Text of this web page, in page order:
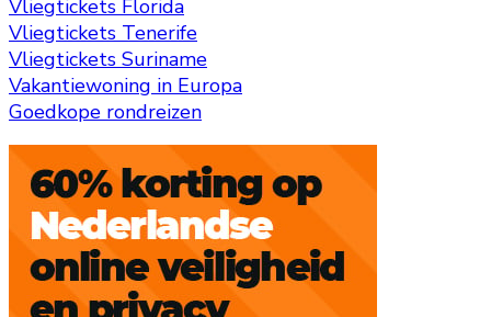
Vliegtickets Florida
Vliegtickets Tenerife
Vliegtickets Suriname
Vakantiewoning in Europa
Goedkope rondreizen